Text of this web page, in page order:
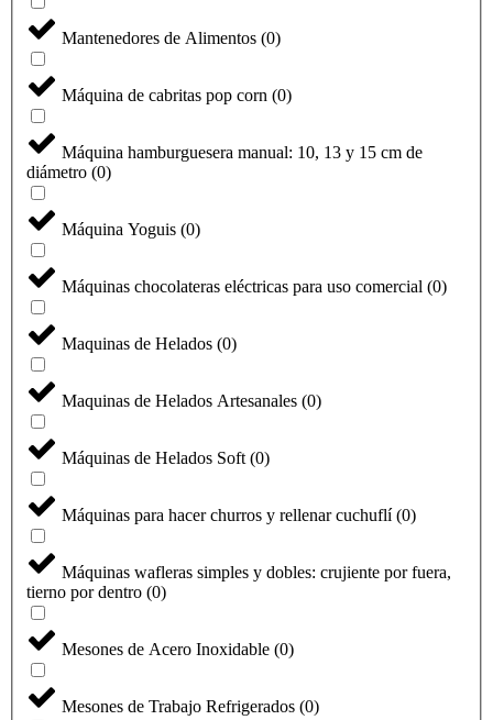
Mantenedores de Alimentos (0)
Máquina de cabritas pop corn (0)
Máquina hamburguesera manual: 10, 13 y 15 cm de
diámetro (0)
Máquina Yoguis (0)
Máquinas chocolateras eléctricas para uso comercial (0)
Maquinas de Helados (0)
Maquinas de Helados Artesanales (0)
Máquinas de Helados Soft (0)
Máquinas para hacer churros y rellenar cuchuflí (0)
Máquinas wafleras simples y dobles: crujiente por fuera,
tierno por dentro (0)
Mesones de Acero Inoxidable (0)
Mesones de Trabajo Refrigerados (0)